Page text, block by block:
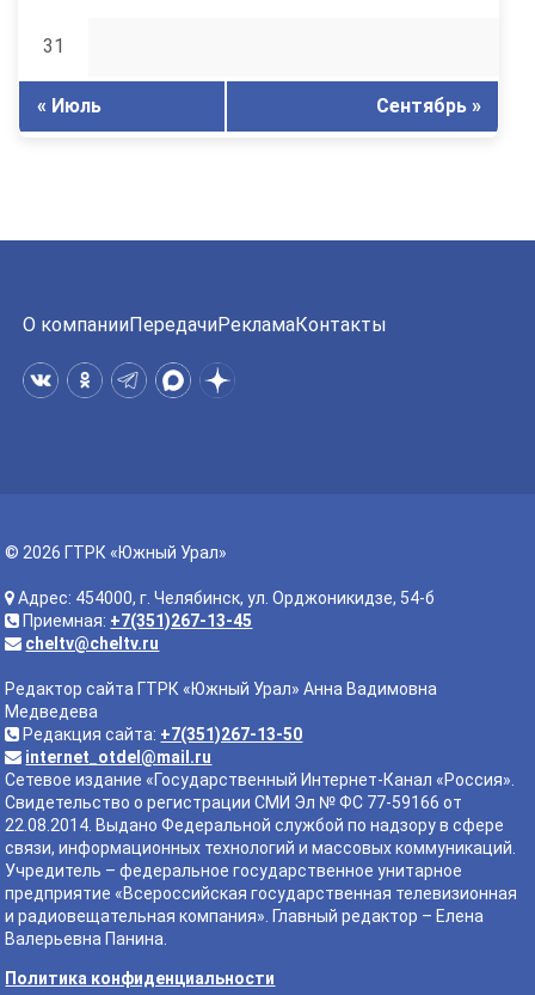
31
« Июль Сентябрь »
О компанииПередачиРекламаКонтакты
© 2026 ГТРК «Южный Урал»
Адрес: 454000, г. Челябинск, ул. Орджоникидзе, 54-б
Приемная: +7(351)267-13-45
cheltv@cheltv.ru
Редактор сайта ГТРК «Южный Урал» Анна Вадимовна
Медведева
Редакция сайта: +7(351)267-13-50
internet_otdel@mail.ru
Сетевое издание «Государственный Интернет-Канал «Россия».
Свидетельство о регистрации СМИ Эл № ФС 77-59166 от
22.08.2014. Выдано Федеральной службой по надзору в сфере
связи, информационных технологий и массовых коммуникаций.
Учредитель – федеральное государственное унитарное
предприятие «Всероссийская государственная телевизионная
и радиовещательная компания». Главный редактор – Елена
Валерьевна Панина.
Политика конфиденциальности